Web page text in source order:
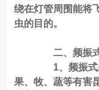
绕在灯管周围能将
虫的目的。
二、频振
1、频振式杀
果、牧、蔬等有害